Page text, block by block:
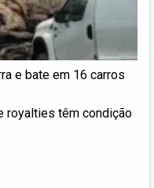
e bate em 16 carros
royalties têm condição